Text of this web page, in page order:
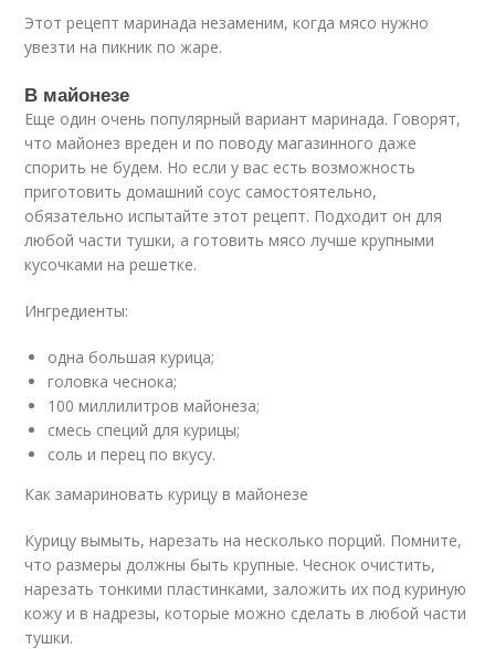
Этот рецепт маринада незаменим, когда мясо нужно
увезти на пикник по жаре.
В майонезе
Еще один очень популярный вариант маринада. Говорят,
что майонез вреден и по поводу магазинного даже
спорить не будем. Но если у вас есть возможность
приготовить домашний соус самостоятельно,
обязательно испытайте этот рецепт. Подходит он для
любой части тушки, а готовить мясо лучше крупными
кусочками на решетке.
Ингредиенты:
одна большая курица;
головка чеснока;
100 миллилитров майонеза;
смесь специй для курицы;
соль и перец по вкусу.
Как замариновать курицу в майонезе
Курицу вымыть, нарезать на несколько порций. Помните,
что размеры должны быть крупные. Чеснок очистить,
нарезать тонкими пластинками, заложить их под куриную
кожу и в надрезы, которые можно сделать в любой части
тушки.